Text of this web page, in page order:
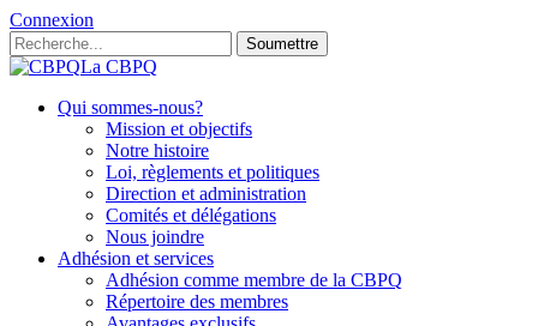
Connexion
Soumettre
La CBPQ
Qui sommes-nous?
Mission et objectifs
Notre histoire
Loi, règlements et politiques
Direction et administration
Comités et délégations
Nous joindre
Adhésion et services
Adhésion comme membre de la CBPQ
Répertoire des membres